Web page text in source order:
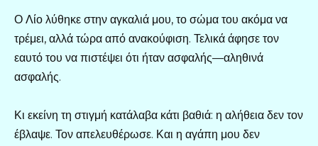
Ο Λίο λύθηκε στην αγκαλιά μου, το σώμα του ακόμα να
τρέμει, αλλά τώρα από ανακούφιση. Τελικά άφησε τον
εαυτό του να πιστέψει ότι ήταν ασφαλής—αληθινά
ασφαλής.
Κι εκείνη τη στιγμή κατάλαβα κάτι βαθιά: η αλήθεια δεν τον
έβλαψε. Τον απελευθέρωσε. Και η αγάπη μου δεν